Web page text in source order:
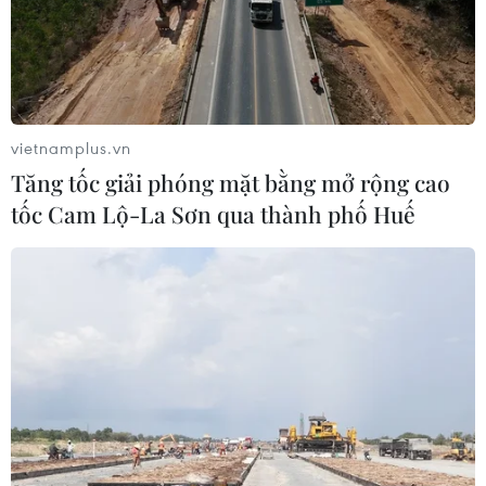
Xem thêm
CƠ QUAN CHỦ QUẢN: THÔNG TẤN XÃ VIỆT NAM
Tổng Biên tập: TRẦN TIẾN DUẨN
Phó Tổng Biên tập: NGUYỄN THỊ TÁM, KHÚC THANH
TTXVN
Dịch vụ tin
Quảng cáo
vietnamplus.vn
Tăng tốc giải phóng mặt bằng mở rộng cao
tốc Cam Lộ-La Sơn qua thành phố Huế